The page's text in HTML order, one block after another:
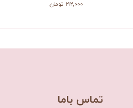
۲۱۲,۰۰۰ تومان
​تماس باما